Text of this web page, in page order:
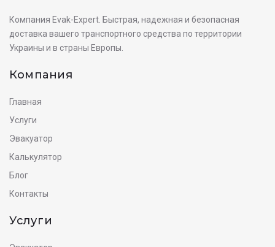
Компания Evak-Expert. Быстрая, надежная и безопасная
доставка вашего транспортного средства по территории
Украины и в страны Европы.
Компания
Главная
Услуги
Эвакуатор
Калькулятор
Блог
Контакты
Услуги